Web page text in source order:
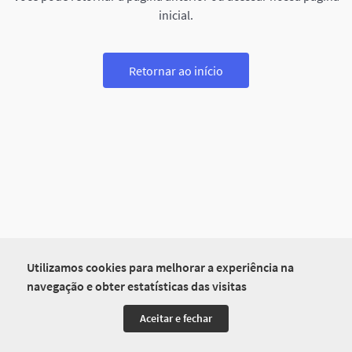
Utilizamos cookies para melhorar a experiência na
navegação e obter estatísticas das visitas
Aceitar e fechar
inicial.
Retornar ao início